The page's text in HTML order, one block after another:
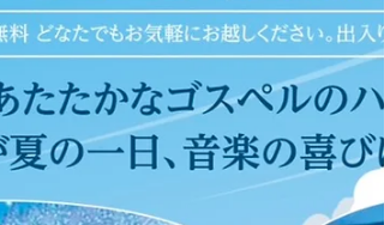
にジャズ演奏で活動を続ける。 🎶 曲目例： On